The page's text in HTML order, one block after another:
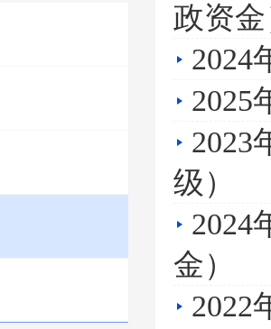
政资
2024
2025
2023
级）
2024
金）
2022